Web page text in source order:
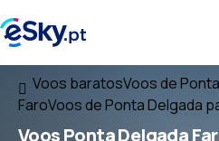
Voos baratosVoos de
FaroVoos de Ponta Delgada
VoosPonta Delgada